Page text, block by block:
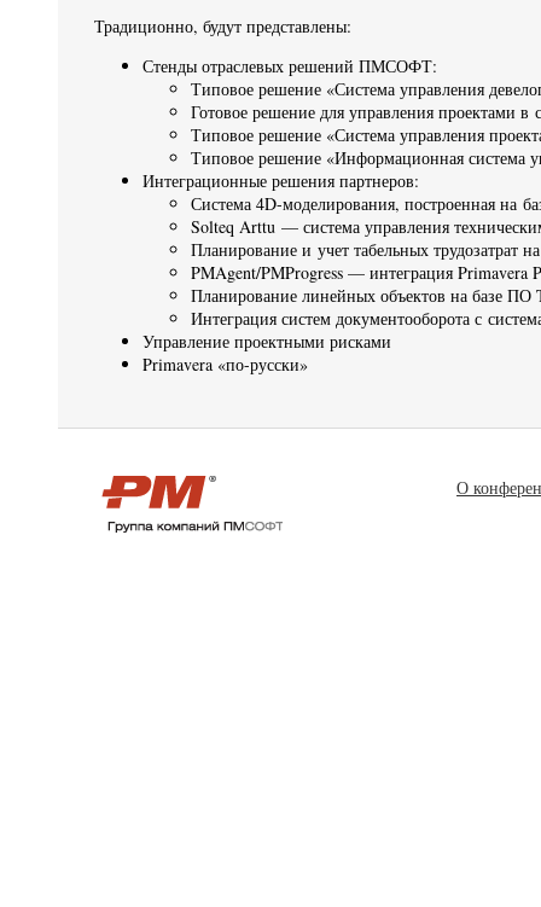
Традиционно, будут представлены:
Стенды отраслевых решений ПМСОФТ:
Типовое решение «Система управления
Готовое решение для управления проектами
Типовое решение «Система управления
Типовое решение «Информационная система
Интеграционные решения партнеров:
Система 4D-моделирования, построенная на
Solteq Arttu — система управления
Планирование и учет табельных трудозатрат
PMAgent/PMProgress — интеграция Primavera
Планирование линейных объектов на базе ПО
Интеграция систем документооборота с
Управление проектными рисками
Primavera «по-русски»
О